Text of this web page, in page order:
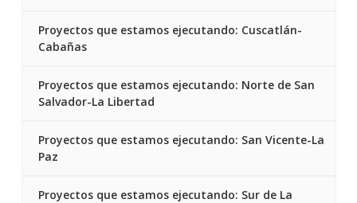
Proyectos que estamos ejecutando: Cuscatlán-
Cabañas
Proyectos que estamos ejecutando: Norte de San
Salvador-La Libertad
Proyectos que estamos ejecutando: San Vicente-La
Paz
Proyectos que estamos ejecutando: Sur de La